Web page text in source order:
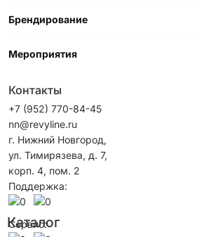
Каталог
Брендирование
Мероприятия
Контакты
+7 (952) 770-84-45
nn@revyline.ru
г. Нижний Новгород,
ул. Тимирязева, д. 7,
корп. 4, пом. 2
Поддержка:
Сервис: